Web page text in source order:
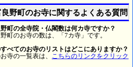
野町のお寺に関するよくある質問
町の全寺院・仏閣数は何カ寺ですか？
町のお寺の数は、「7カ寺」です。
べてのお寺のリストはどこにありますか？
寺の一覧表は、
こちらのリンクをクリック